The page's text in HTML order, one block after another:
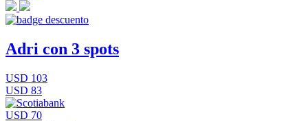
Adri con 3 spots
USD 103
USD 83
USD 70